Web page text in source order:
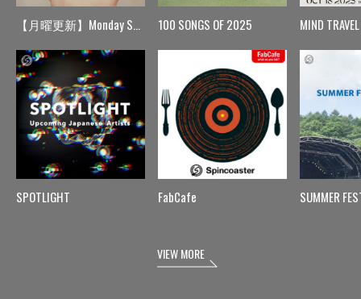
【月曜更新】Monday Spin
SPOTLIGHT
100 SONGS OF 2025
FabCafe
MIND TRAVEL
SUMMER
VIEW MORE